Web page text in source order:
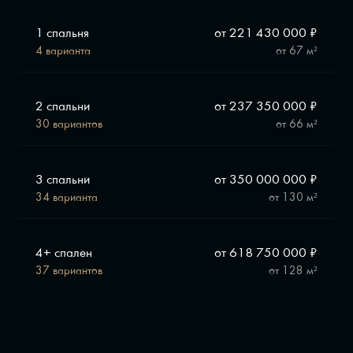
Предусмотрено 109 продуманных планировочных
решений. Уникальный выбор роскошных вилл, квартир
потолками. На отдельном участке территории
расположены 6 элитных вилл.
резидентов.
сервисом.
1 спальня от 221 430 000 ₽
от 67 м²
4 варианта
2 спальни от 237 350 000 ₽
от 66 м²
30 вариантов
3 спальни от 350 000 000 ₽
от 130 м²
34 варианта
4+ спален от 618 750 000 ₽
от 128 м²
37 вариантов